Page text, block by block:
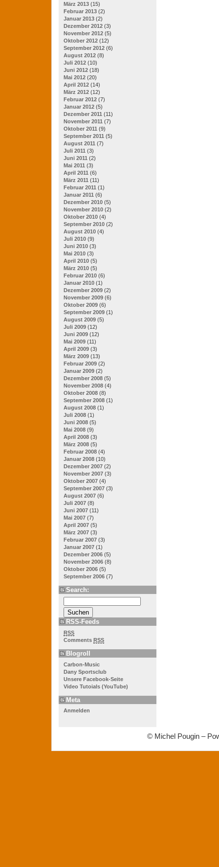
März 2013 (15)
Februar 2013 (2)
Januar 2013 (2)
Dezember 2012 (3)
November 2012 (5)
Oktober 2012 (12)
September 2012 (6)
August 2012 (8)
Juli 2012 (10)
Juni 2012 (18)
Mai 2012 (20)
April 2012 (14)
März 2012 (12)
Februar 2012 (7)
Januar 2012 (5)
Dezember 2011 (11)
November 2011 (7)
Oktober 2011 (9)
September 2011 (5)
August 2011 (7)
Juli 2011 (3)
Juni 2011 (2)
Mai 2011 (3)
April 2011 (6)
März 2011 (11)
Februar 2011 (1)
Januar 2011 (6)
Dezember 2010 (5)
November 2010 (2)
Oktober 2010 (4)
September 2010 (2)
August 2010 (4)
Juli 2010 (9)
Juni 2010 (3)
Mai 2010 (3)
April 2010 (5)
März 2010 (5)
Februar 2010 (6)
Januar 2010 (1)
Dezember 2009 (2)
November 2009 (6)
Oktober 2009 (6)
September 2009 (1)
August 2009 (5)
Juli 2009 (12)
Juni 2009 (12)
Mai 2009 (11)
April 2009 (3)
März 2009 (13)
Februar 2009 (2)
Januar 2009 (2)
Dezember 2008 (5)
November 2008 (4)
Oktober 2008 (8)
September 2008 (1)
August 2008 (1)
Juli 2008 (1)
Juni 2008 (5)
Mai 2008 (9)
April 2008 (3)
März 2008 (5)
Februar 2008 (4)
Januar 2008 (10)
Dezember 2007 (2)
November 2007 (3)
Oktober 2007 (4)
September 2007 (3)
August 2007 (6)
Juli 2007 (8)
Juni 2007 (11)
Mai 2007 (7)
April 2007 (5)
März 2007 (3)
Februar 2007 (3)
Januar 2007 (1)
Dezember 2006 (5)
November 2006 (8)
Oktober 2006 (5)
September 2006 (7)
Search:
RSS-Feeds
RSS
Comments RSS
Blogroll
Carbon-Music
Dany Sportsclub
Unsere Facebook-Seite
Video Tutoials (YouTube)
Meta
Anmelden
© Michel Pougin –